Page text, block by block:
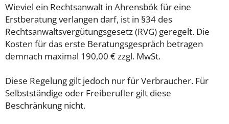
Wieviel ein Rechtsanwalt in Ahrensbök für eine
Erstberatung verlangen darf, ist in §34 des
Rechtsanwaltsvergütungsgesetz (RVG) geregelt. Die
Kosten für das erste Beratungsgespräch betragen
demnach maximal 190,00 € zzgl. MwSt.
Diese Regelung gilt jedoch nur für Verbraucher. Für
Selbstständige oder Freiberufler gilt diese
Beschränkung nicht.